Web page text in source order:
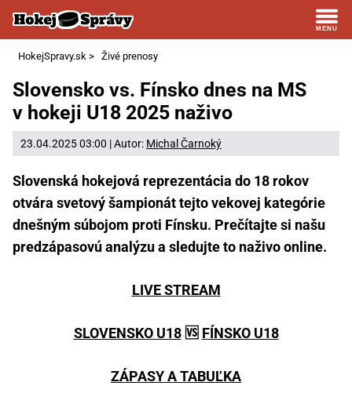
HokejSpravy.sk > Živé prenosy
Slovensko vs. Fínsko dnes na MS
v hokeji U18 2025 naživo
23.04.2025 03:00 | Autor: Michal Čarnoký
Slovenská hokejová reprezentácia do 18 rokov
otvára svetový šampionát tejto vekovej kategórie
dnešným súbojom proti Fínsku. Prečítajte si našu
predzápasovú analýzu a sledujte to naživo online.
LIVE STREAM
SLOVENSKO U18🆚 FÍNSKO U18
ZÁPASY A TABUĽKA